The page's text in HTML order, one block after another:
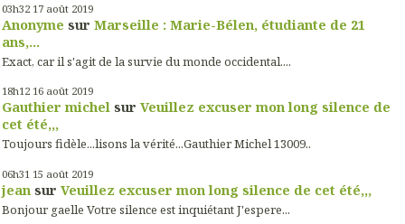
03h32 17 août 2019
Anonyme sur Marseille : Marie-Bélen, étudiante de 21
ans,...
Exact, car il s'agit de la survie du monde occidental....
18h12 16 août 2019
Gauthier michel sur Veuillez excuser mon long silence de
cet été,,,
Toujours fidèle...lisons la vérité...Gauthier Michel 13009..
06h31 15 août 2019
jean sur Veuillez excuser mon long silence de cet été,,,
Bonjour gaelle Votre silence est inquiétant J'espere...